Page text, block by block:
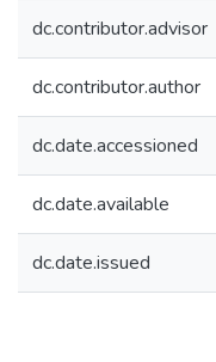
dc.contributor.advisor
dc.contributor.author
dc.date.accessioned
dc.date.available
dc.date.issued